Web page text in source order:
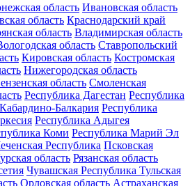
область Ивановская область
область Краснодарский край
область Владимирская область
область Ставропольский
Кировская область Костромская
Нижегородская область
область Смоленская
Республика Дагестан Республика
Балкария Республика
Республика Адыгея
Коми Республика Марий Эл
Республика Псковская
область Рязанская область
Чувашская Республика Тульская
Орловская область Астраханская